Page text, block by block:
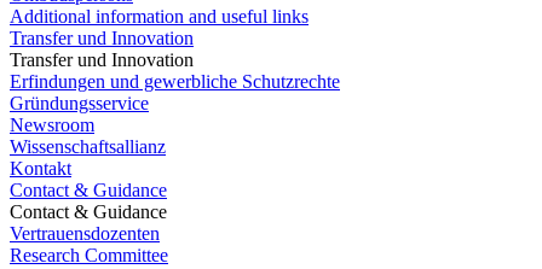
Additional information and useful links
Transfer und Innovation
Transfer und Innovation
Erfindungen und gewerbliche Schutzrechte
Gründungsservice
Newsroom
Wissenschaftsallianz
Kontakt
Contact & Guidance
Contact & Guidance
Vertrauensdozenten
Research Committee